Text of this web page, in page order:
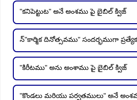
"కనిపెట్టుట" అనే అంశము పై బైబిల్ క్విజ్
న్"కార్మిక దినోత్సవము" సందర్భముగా
"కిరీటము" అను అంశాము పై బైబిల్ క్విజ్
"కొండలు మరియు పర్వతములు" అనే